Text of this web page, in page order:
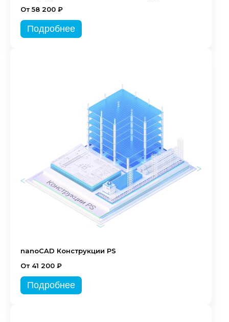
От 58 200 ₽
Подробнее
nanoCAD Конструкции PS
От 41 200 ₽
Подробнее